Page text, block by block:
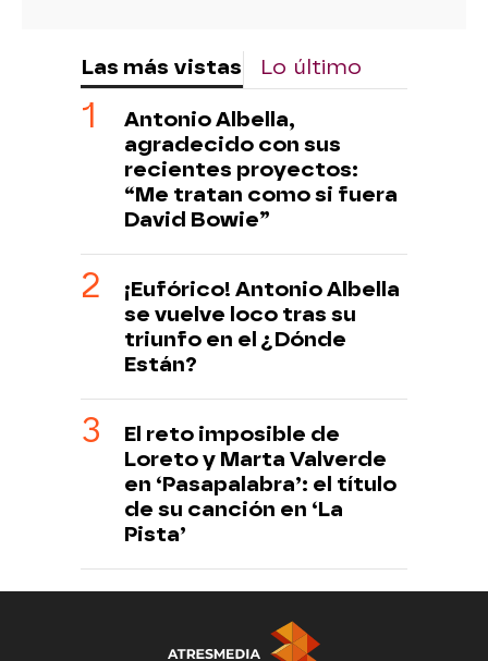
Las más vistas Lo último
Antonio Albella,
agradecido con sus
recientes proyectos:
“Me tratan como si fuera
David Bowie”
¡Eufórico! Antonio Albella
se vuelve loco tras su
triunfo en el ¿Dónde
Están?
El reto imposible de
Loreto y Marta Valverde
en ‘Pasapalabra’: el título
de su canción en ‘La
Pista’